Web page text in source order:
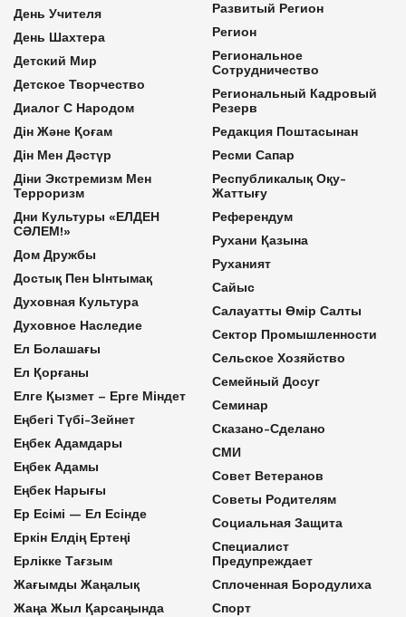
День Учителя
День Шахтера
Детский Мир
Детское Творчество
Диалог С Народом
Дін Және Қоғам
Дін Мен Дәстүр
Діни Экстремизм Мен
Терроризм
Дни Культуры «ЕЛДЕН
СӘЛЕМ!»
Дом Дружбы
Достық Пен Ынтымақ
Духовная Культура
Духовное Наследие
Ел Болашағы
Ел Қорғаны
Елге Қызмет – Ерге Міндет
Еңбегі Түбі-Зейнет
Еңбек Адамдары
Еңбек Адамы
Еңбек Нарығы
Ер Есімі — Ел Есінде
Еркін Елдің Ертеңі
Ерлікке Тағзым
Жағымды Жаңалық
Жаңа Жыл Қарсаңында
Развитый Регион
Регион
Региональное
Сотрудничество
Региональный Кадровый
Резерв
Редакция Поштасынан
Ресми Сапар
Республикалық Оқу-
Жаттығу
Референдум
Рухани Қазына
Руханият
Сайыс
Салауатты Өмір Салты
Сектор Промышленности
Сельское Хозяйство
Семейный Досуг
Семинар
Сказано-Сделано
СМИ
Совет Ветеранов
Советы Родителям
Социальная Защита
Специалист
Предупреждает
Сплоченная Бородулиха
Спорт